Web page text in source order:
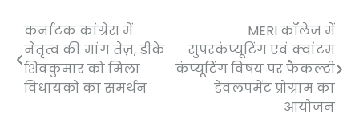
Post
navigation
कर्नाटक कांग्रेस में
नेतृत्व की मांग तेज़, डीके
शिवकुमार को मिला
विधायकों का समर्थन
MERI कॉलेज में
सुपरकंप्यूटिंग एवं क्वांटम
कंप्यूटिंग विषय पर फैकल्टी
डेवलपमेंट प्रोग्राम का
आयोजन